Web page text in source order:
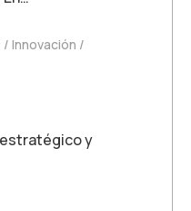
Innovación
y